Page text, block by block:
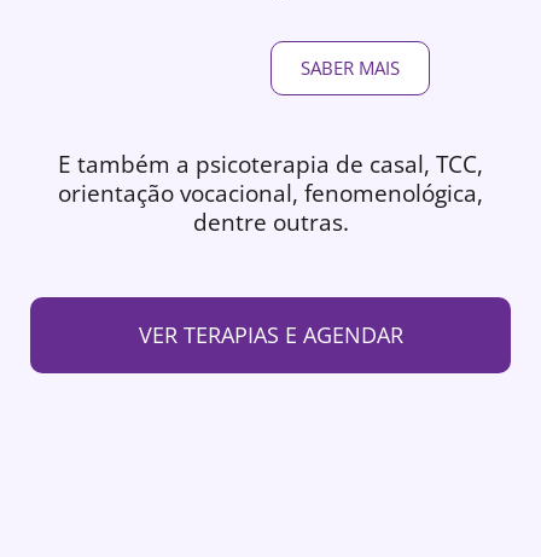
SABER MAIS
E também a psicoterapia de casal, TCC,
orientação vocacional, fenomenológica,
dentre outras.
VER TERAPIAS E AGENDAR